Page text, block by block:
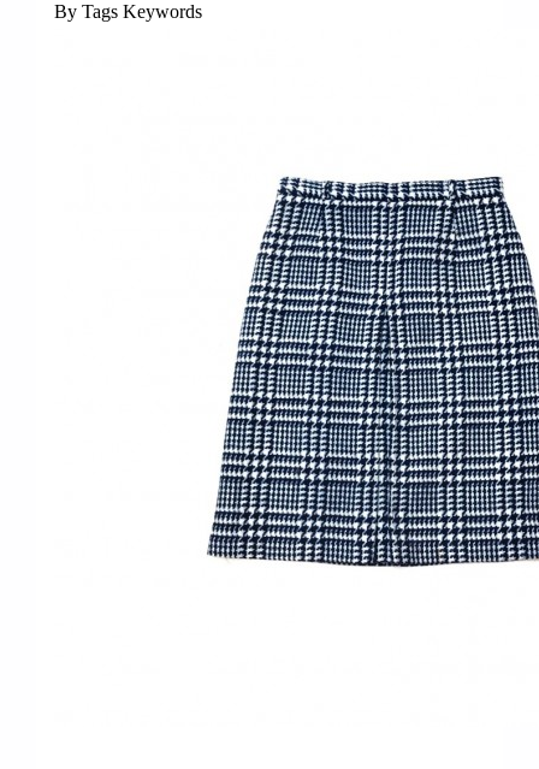
By Tags Keywords